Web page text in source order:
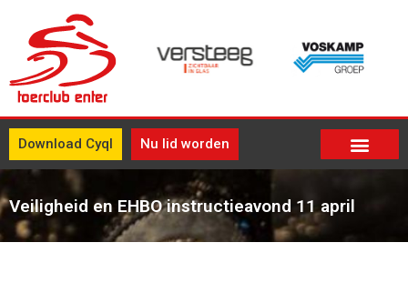
Download Cyql Nu lid worden
Veiligheid en EHBO instructieavond 11 april